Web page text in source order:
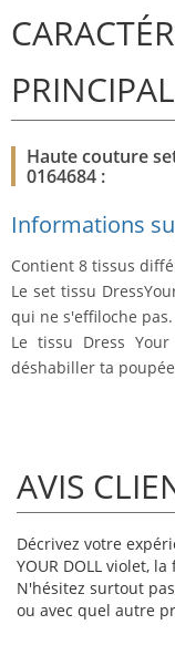
Haute couture
0164684 :
Informations
Contient 8 tissus
Le set tissu
qui ne s'effiloche pas.
Le tissu Dress
déshabiller ta
AVIS
Décrivez votre
YOUR DOLL violet,
N'hésitez surtout
ou avec quel autre